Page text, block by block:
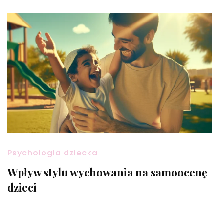
Psychologia dziecka
Wpływ stylu wychowania na samoocenę
dzieci